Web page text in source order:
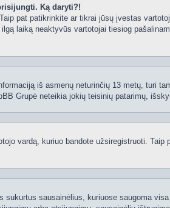
Ką daryti?!
pat patikrinkite ar tikrai jūsų įvestas
laiką neaktyvūs vartotojai tiesiog
iš asmenų neturinčių 13 metų, turi
Grupė neteikia jokių teisinių patarimų,
vardą, kuriuo bandote užsiregistruoti.
sukurtus sausainėlius, kuriuose saugoma